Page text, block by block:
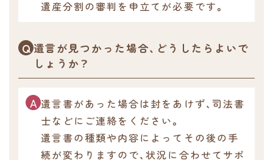
遺産分割の審判を申立てが必要です。
遺言が見つかった場合、どうしたらよいで
しょうか？
遺言書があった場合は封をあけず、司法書
士などにご連絡をください。
遺言書の種類や内容によってその後の手
続が変わりますので、状況に合わせてサポ